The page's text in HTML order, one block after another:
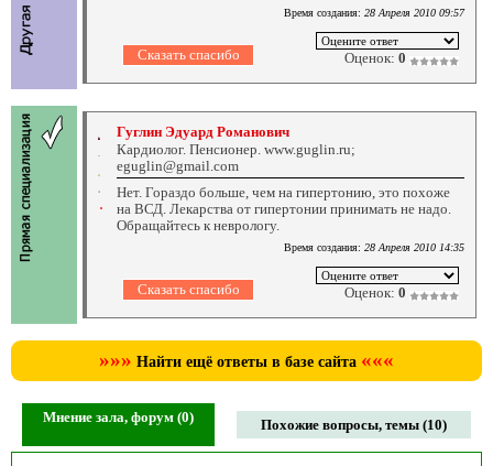
Время создания: 28 Апреля 2010 09:57
Оценок: 0
Гуглин Эдуард Романович
Кардиолог. Пенсионер. www.guglin.ru;
eguglin@gmail.com
Нет. Гораздо больше, чем на гипертонию, это похоже
на ВСД. Лекарства от гипертонии принимать не надо.
Обращайтесь к неврологу.
Время создания: 28 Апреля 2010 14:35
Оценок: 0
»»» Найти ещё ответы в базе сайта «««
Мнение зала, форум (0) Похожие вопросы, темы (10)